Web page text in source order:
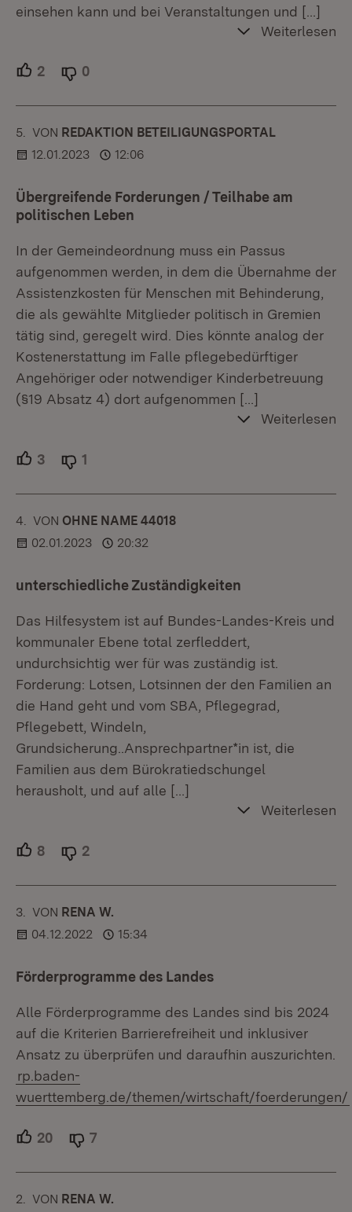
einsehen kann und bei Veranstaltungen und […]
Weiterlesen
2 Unterstützer.
0
5. KOMMENTAR
VON :REDAKTION BETEILIGUNGSPORTAL
12.01.2023
12:06
Übergreifende Forderungen / Teilhabe am
politischen Leben
In der Gemeindeordnung muss ein Passus
aufgenommen werden, in dem die Übernahme der
Assistenzkosten für Menschen mit Behinderung,
die als gewählte Mitglieder politisch in Gremien
tätig sind, geregelt wird. Dies könnte analog der
Kostenerstattung im Falle pflegebedürftiger
Angehöriger oder notwendiger Kinderbetreuung
(§19 Absatz 4) dort aufgenommen […]
Weiterlesen
3 Unterstützer.
1
4. KOMMENTAR
VON :OHNE NAME 44018
02.01.2023
20:32
unterschiedliche Zuständigkeiten
Das Hilfesystem ist auf Bundes-Landes-Kreis und
kommunaler Ebene total zerfleddert,
undurchsichtig wer für was zuständig ist.
Forderung: Lotsen, Lotsinnen der den Familien an
die Hand geht und vom SBA, Pflegegrad,
Pflegebett, Windeln,
Grundsicherung..Ansprechpartner*in ist, die
Familien aus dem Bürokratiedschungel
herausholt, und auf alle […]
Weiterlesen
8 Unterstützer.
2
3. KOMMENTAR
VON :RENA W.
04.12.2022
15:34
Förderprogramme des Landes
Alle Förderprogramme des Landes sind bis 2024
auf die Kriterien Barrierefreiheit und inklusiver
Ansatz zu überprüfen und daraufhin auszurichten.
rp.baden-
wuerttemberg.de/themen/wirtschaft/foerderungen/
20 Unterstützer.
7
2. KOMMENTAR
VON :RENA W.